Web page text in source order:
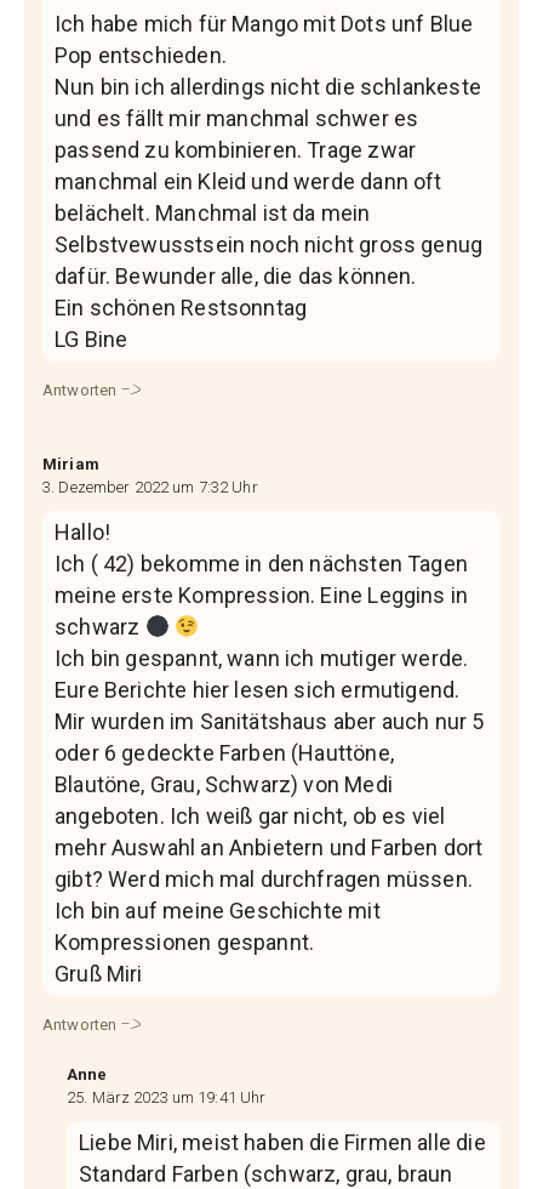
Ich habe mich für Mango mit Dots unf Blue
Pop entschieden.
Nun bin ich allerdings nicht die schlankeste
und es fällt mir manchmal schwer es
passend zu kombinieren. Trage zwar
manchmal ein Kleid und werde dann oft
belächelt. Manchmal ist da mein
Selbstvewusstsein noch nicht gross genug
dafür. Bewunder alle, die das können.
Ein schönen Restsonntag
LG Bine
Antworten
Miriam
3. Dezember 2022 um 7:32 Uhr
Hallo!
Ich ( 42) bekomme in den nächsten Tagen
meine erste Kompression. Eine Leggins in
schwarz
Ich bin gespannt, wann ich mutiger werde.
Eure Berichte hier lesen sich ermutigend.
Mir wurden im Sanitätshaus aber auch nur 5
oder 6 gedeckte Farben (Hauttöne,
Blautöne, Grau, Schwarz) von Medi
angeboten. Ich weiß gar nicht, ob es viel
mehr Auswahl an Anbietern und Farben dort
gibt? Werd mich mal durchfragen müssen.
Ich bin auf meine Geschichte mit
Kompressionen gespannt.
Gruß Miri
Antworten
Anne
25. März 2023 um 19:41 Uhr
Liebe Miri, meist haben die Firmen alle die
Standard Farben (schwarz, grau, braun